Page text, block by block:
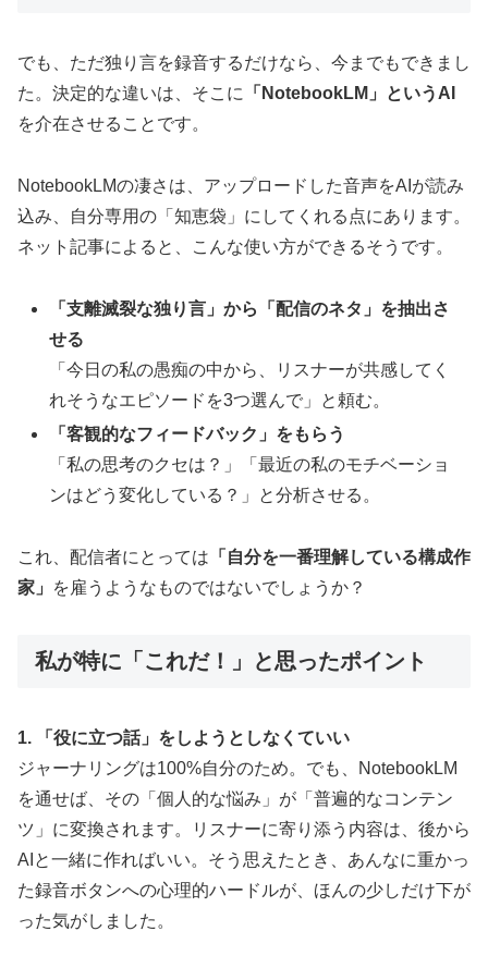
でも、ただ独り言を録音するだけなら、今までもできまし
た。決定的な違いは、そこに 「NotebookLM」というAI
を介在させることです。
NotebookLMの凄さは、アップロードした音声をAIが読み
込み、自分専用の「知恵袋」にしてくれる点にあります。
ネット記事によると、こんな使い方ができるそうです。
「支離滅裂な独り言」から「配信のネタ」を抽出さ
せる
「今日の私の愚痴の中から、リスナーが共感してく
れそうなエピソードを3つ選んで」と頼む。
「客観的なフィードバック」をもらう
「私の思考のクセは？」「最近の私のモチベーショ
ンはどう変化している？」と分析させる。
これ、配信者にとっては 「自分を一番理解している構成作
家」
を雇うようなものではないでしょうか？
私が特に「これだ！」と思ったポイント
1. 「役に立つ話」をしようとしなくていい
ジャーナリングは100%自分のため。でも、NotebookLM
を通せば、その「個人的な悩み」が「普遍的なコンテン
ツ」に変換されます。リスナーに寄り添う内容は、後から
AIと一緒に作ればいい。そう思えたとき、あんなに重かっ
た録音ボタンへの心理的ハードルが、ほんの少しだけ下が
った気がしました。